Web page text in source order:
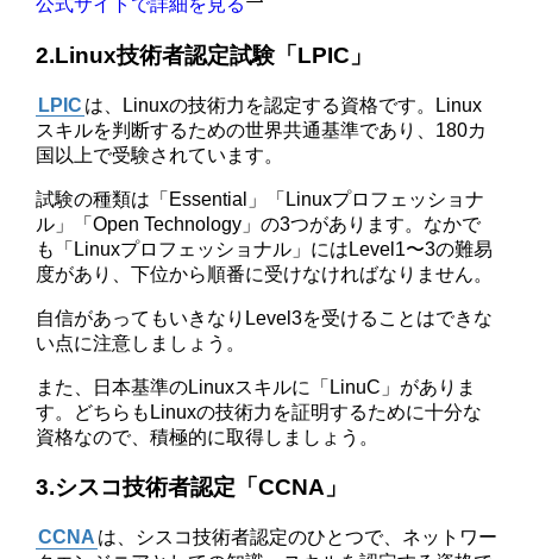
公式サイトで詳細を見る
2.Linux技術者認定試験「LPIC」
LPIC は、Linuxの技術力を認定する資格です。Linux
スキルを判断するための世界共通基準であり、180カ
国以上で受験されています。
試験の種類は「Essential」「Linuxプロフェッショナ
ル」「Open Technology」の3つがあります。なかで
も「Linuxプロフェッショナル」にはLevel1〜3の難易
度があり、下位から順番に受けなければなりません。
自信があってもいきなりLevel3を受けることはできな
い点に注意しましょう。
また、日本基準のLinuxスキルに「LinuC」がありま
す。どちらもLinuxの技術力を証明するために十分な
資格なので、積極的に取得しましょう。
3.シスコ技術者認定「CCNA」
CCNA は、シスコ技術者認定のひとつで、ネットワー